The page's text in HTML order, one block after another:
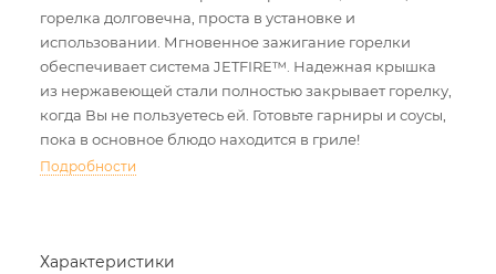
горелка долговечна, проста в установке и
использовании. Мгновенное зажигание горелки
обеспечивает система JETFIRE™. Надежная крышка
из нержавеющей стали полностью закрывает горелку,
когда Вы не пользуетесь ей. Готовьте гарниры и соусы,
пока в основное блюдо находится в гриле!
Подробности
Характеристики